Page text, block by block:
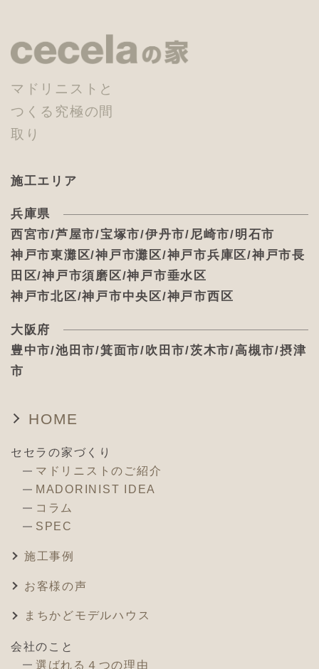
マドリニストと
つくる究極の間
取り
施工エリア
兵庫県
西宮市/芦屋市/宝塚市/伊丹市/尼崎市/明石市
神戸市東灘区/神戸市灘区/神戸市兵庫区/神戸市長
田区/神戸市須磨区/神戸市垂水区
神戸市北区/神戸市中央区/神戸市西区
大阪府
豊中市/池田市/箕面市/吹田市/茨木市/高槻市/摂津
市
HOME
セセラの家づくり
マドリニストのご紹介
MADORINIST IDEA
コラム
SPEC
施工事例
お客様の声
まちかどモデルハウス
会社のこと
選ばれる４つの理由